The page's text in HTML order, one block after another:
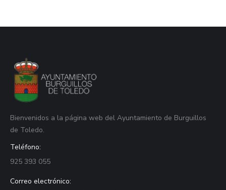
Bienvenidos a la página web del Ayuntamiento de Burguillos
de Toledo.
Teléfono:
925 393 055
Correo electrónico: